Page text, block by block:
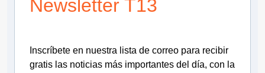
Newsletter T13
Inscríbete en nuestra lista de correo para recibir
gratis las noticias más importantes del día, con la